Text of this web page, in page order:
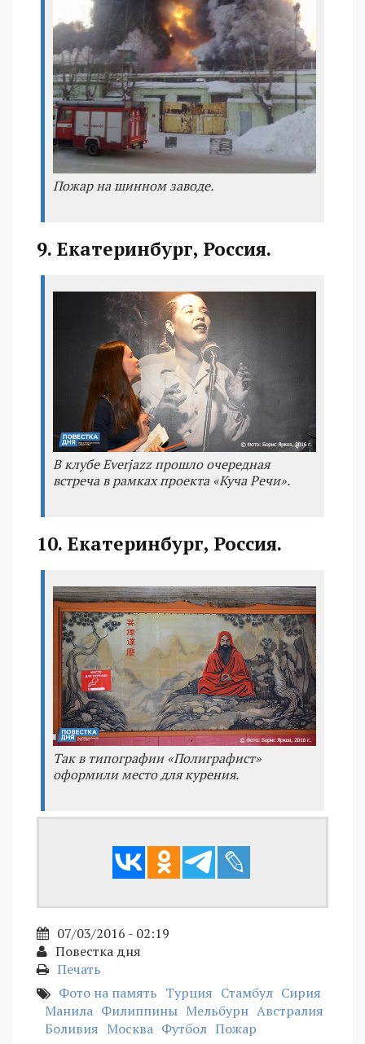
Пожар на шинном заводе.
9. Екатеринбург, Россия.
В клубе Everjazz прошло очередная
встреча в рамках проекта «Куча Речи».
10. Екатеринбург, Россия.
Так в типографии «Полиграфист»
оформили место для курения.
07/03/2016 - 02:19
Повестка дня
Печать
Фото на память Турция Стамбул Сирия
Манила Филиппины Мельбурн Австралия
Боливия Москва Футбол Пожар